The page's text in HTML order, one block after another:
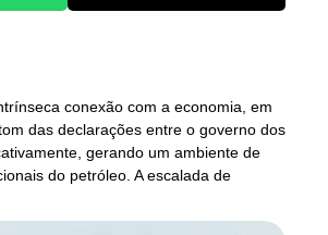
conexão com a economia, em
das declarações entre o governo dos
gerando um ambiente de
do petróleo. A escalada de